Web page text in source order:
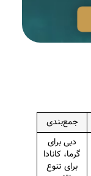
جمع‌بندی
دبی برای
گرما، کانادا
برای تنوع